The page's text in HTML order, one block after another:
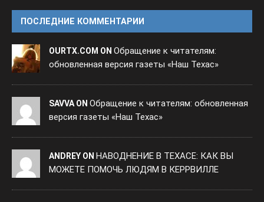
ПОСЛЕДНИЕ КОММЕНТАРИИ
OURTX.COM ON Обращение к читателям:
обновленная версия газеты «Наш Техас»
SAVVA ON Обращение к читателям: обновленная
версия газеты «Наш Техас»
ANDREY ON НАВОДНЕНИЕ В ТЕХАСЕ: КАК ВЫ
МОЖЕТЕ ПОМОЧЬ ЛЮДЯМ В КЕРРВИЛЛЕ